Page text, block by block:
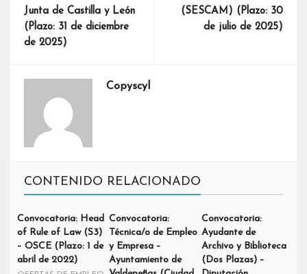
Junta de Castilla y León
(Plazo: 31 de diciembre
de 2025)
(SESCAM) (Plazo: 30
de julio de 2025)
Copyscyl
CONTENIDO RELACIONADO
Convocatoria: Head
of Rule of Law (S3)
– OSCE (Plazo: 1 de
abril de 2022)
Convocatoria:
Técnica/o de Empleo
y Empresa –
Ayuntamiento de
Convocatoria:
Ayudante de
Archivo y Biblioteca
(Dos Plazas) –